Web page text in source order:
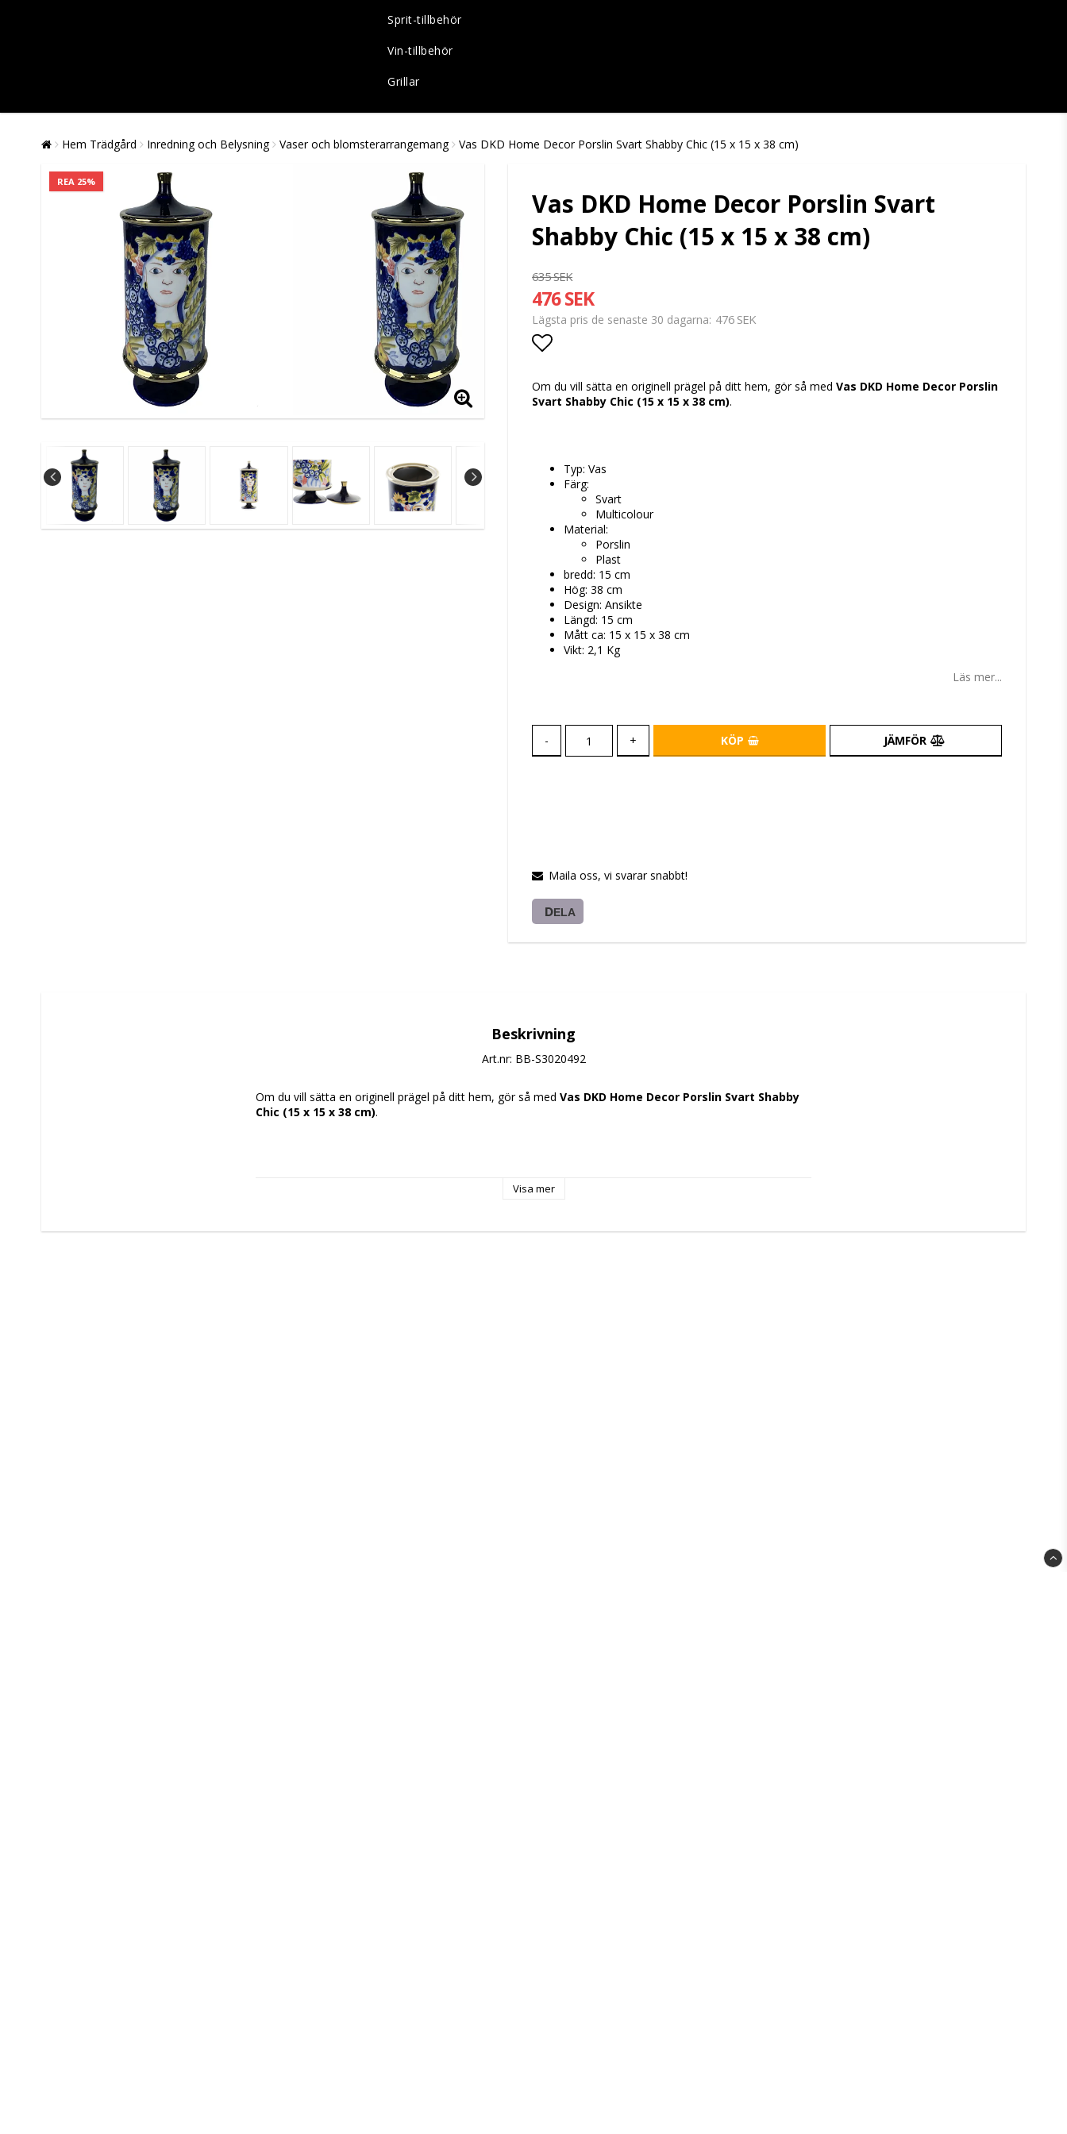
Sprit-tillbehör
Vin-tillbehör
Grillar
Hem Trädgård Inredning och Belysning Vaser och blomsterarrangemang Vas DKD Home Decor Porslin Svart Shabby Chic (15 x 15 x 38 cm)
REA 25%
Vas DKD Home Decor Porslin Svart
Shabby Chic (15 x 15 x 38 cm)
635 SEK
476 SEK
Lägsta pris de senaste 30 dagarna 476 SEK
Lägg till i favoritlistan
Om du vill sätta en originell prägel på ditt hem, gör så med Vas DKD Home Decor Porslin
Svart Shabby Chic (15 x 15 x 38 cm).
Typ: Vas
Färg:
Svart
Multicolour
Material:
Porslin
Plast
bredd: 15 cm
Hög: 38 cm
Design: Ansikte
Längd: 15 cm
Mått ca: 15 x 15 x 38 cm
Vikt: 2,1 Kg
Läs mer...
- + KÖP JÄMFÖR
Maila oss, vi svarar snabbt!
DELA
Beskrivning
Art.nr: BB-S3020492
Om du vill sätta en originell prägel på ditt hem, gör så med Vas DKD Home Decor Porslin Svart Shabby
Chic (15 x 15 x 38 cm).
Visa mer